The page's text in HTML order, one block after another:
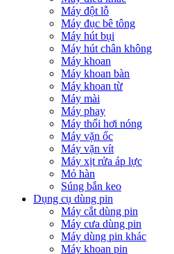
Máy đột lỗ
Máy đục bê tông
Máy hút bụi
Máy hút chân không
Máy khoan
Máy khoan bàn
Máy khoan từ
Máy mài
Máy phay
Máy thổi hơi nóng
Máy vặn ốc
Máy vặn vít
Máy xịt rửa áp lực
Mỏ hàn
Súng bắn keo
Dụng cụ dùng pin
Máy cắt dùng pin
Máy cưa dùng pin
Máy dùng pin khác
Máy khoan pin